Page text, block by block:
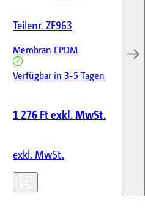
Teilenr. ZF963
Membran EPDM
Verfügbar in 3-5 Tagen
1 276 Ftexkl. MwSt.
exkl. MwSt.